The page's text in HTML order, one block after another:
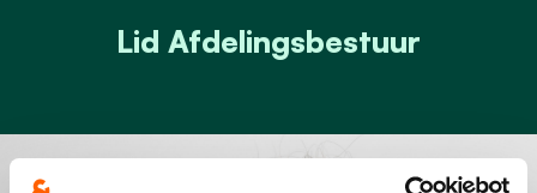
Lid Afdelingsbestuur